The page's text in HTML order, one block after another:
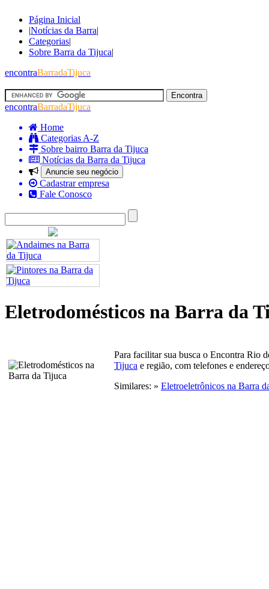
Página Inicial
|Notícias da Barra|
Categorias|
Sobre Barra da Tijuca|
encontraBarradaTijuca
encontraBarradaTijuca
Home
Categorias A-Z
Sobre bairro Barra da Tijuca
Notícias da Barra da Tijuca
Anuncie seu negócio
Cadastrar empresa
Fale Conosco
Eletrodomésticos na Barra da
Para facilitar sua busca o Encontra Rio
Tijuca e região, com telefones e
Similares: » Eletroeletrônicos na Barra